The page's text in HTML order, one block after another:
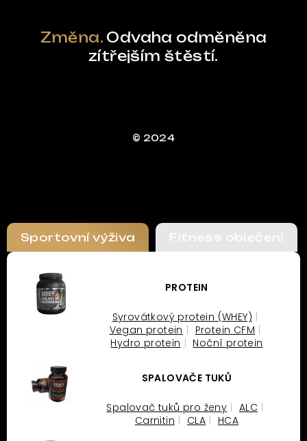
Změna. Odvaha odměněna
zítřejším štěstí.
© 2024
Sportovní výživa Fitness oblečení
PROTEIN
Syrovátkový protein (WHEY)
Vegan protein
Protein CFM
Hydro protein
Noční protein
SPALOVAČE TUKŮ
Spalovač tuků pro ženy
ALC
Carnitin
CLA HCA